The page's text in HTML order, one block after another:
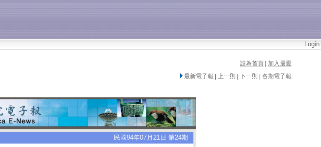
Login
設為首頁
加入最愛
最新電子報
上一則 下一則 各期電子報
民國94年07月21日 第24期